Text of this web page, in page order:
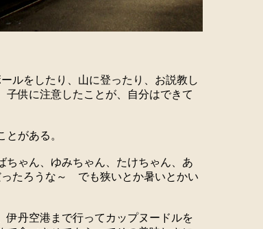
ルをしたり、山に登ったり、お説教し
供に注意したことが、自分はできて
とがある。
ちゃん、ゆみちゃん、たけちゃん、あ
ったろうな～ でも狭いとか暑いとかい
伊丹空港まで行ってカップヌードルを